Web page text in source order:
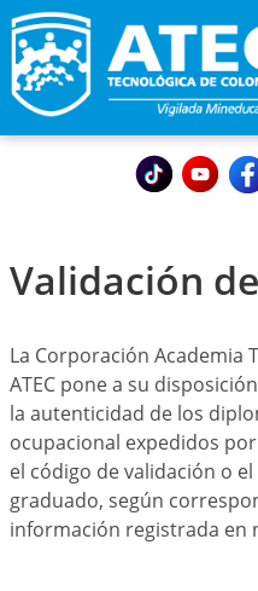
Validación
La Corporación Academia
ATEC pone a su
la autenticidad de los
ocupacional expedidos
el código de validación o
graduado, según
información registrada en